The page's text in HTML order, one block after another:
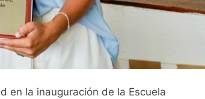
en la inauguración de la Escuela